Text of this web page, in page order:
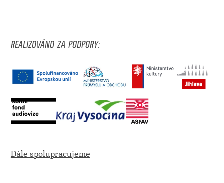
REALIZOVÁNO ZA PODPORY:
Dále spolupracujeme